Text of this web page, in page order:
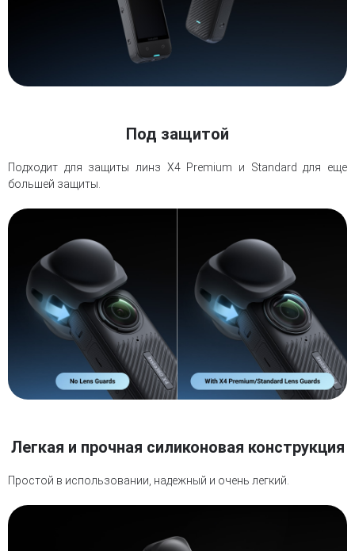
Под защитой
Подходит для защиты линз X4 Premium и Standard для еще
большей защиты.
Легкая и прочная силиконовая конструкция
Простой в использовании, надежный и очень легкий.